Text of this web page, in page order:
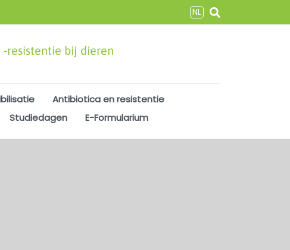
NL
resistentie bij dieren
Antibiotica en resistentie
Studiedagen E-Formularium